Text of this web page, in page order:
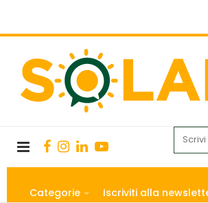
Categorie Iscriviti alla